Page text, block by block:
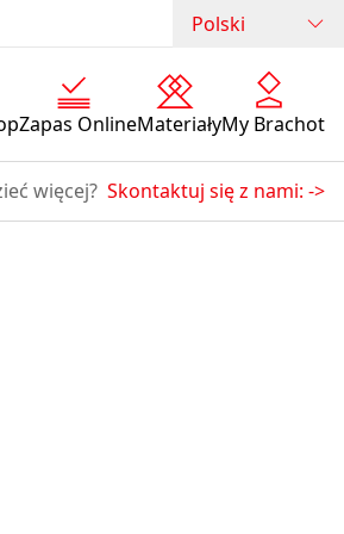
Polski
Zapas OnlineMateriałyMy Brachot
więcej? Skontaktuj się z nami: ->